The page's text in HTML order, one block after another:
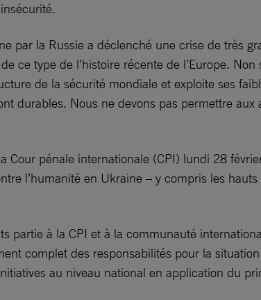
par la Russie a déclenché une crise de
ce type de l’histoire récente de l’Europe.
de la sécurité mondiale et exploite ses
durables. Nous ne devons pas permettre
Cour pénale internationale (CPI) lundi 28
l’humanité en Ukraine – y compris les
partie à la CPI et à la communauté
complet des responsabilités pour la
au niveau national en application du